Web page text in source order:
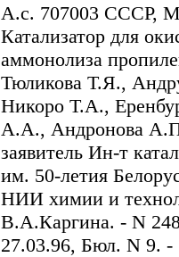
А.с. 707003 СССР,
Катализатор для
аммонолиза
Тюликова Т.Я.,
Никоро Т.А.,
А.А., Андронова
заявитель Ин-т
им. 50-летия
НИИ химии и
В.А.Каргина. - N
27.03.96, Бюл. N 9. -